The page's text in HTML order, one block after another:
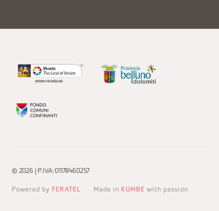
© 2026 | P.IVA: 01178460257
Powered by FERATEL Made in KUMBE with passion